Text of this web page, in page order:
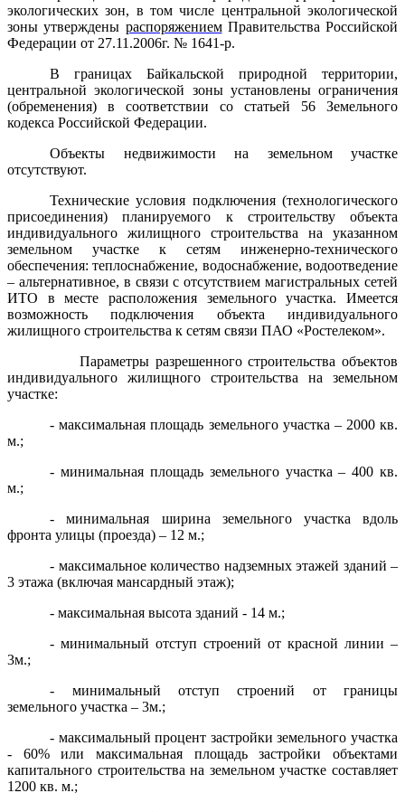
экологических зон, в том числе центральной экологической
зоны утверждены распоряжениемПравительства Российской
Федерации от 27.11.2006г. № 1641-р.
В границах Байкальской природной территории,
центральной экологической зоны установлены ограничения
(обременения) в соответствии со статьей 56 Земельного
кодекса Российской Федерации.
Объекты недвижимости на земельном участке
отсутствуют.
Технические условия подключения (технологического
присоединения) планируемого к строительству объекта
индивидуального жилищного строительства на указанном
земельном участке к сетям инженерно-технического
обеспечения: теплоснабжение, водоснабжение, водоотведение
– альтернативное, в связи с отсутствием магистральных сетей
ИТО в месте расположения земельного участка. Имеется
возможность подключения объекта индивидуального
жилищного строительства к сетям связи ПАО «Ростелеком».
Параметры разрешенного строительства объектов
индивидуального жилищного строительства на земельном
участке:
- максимальная площадь земельного участка – 2000 кв.
м.;
- минимальная площадь земельного участка – 400 кв.
м.;
- минимальная ширина земельного участка вдоль
фронта улицы (проезда) – 12 м.;
- максимальное количество надземных этажей зданий –
3 этажа (включая мансардный этаж);
- максимальная высота зданий - 14 м.;
- минимальный отступ строений от красной линии –
3м.;
- минимальный отступ строений от границы
земельного участка – 3м.;
- максимальный процент застройки земельного участка
- 60% или максимальная площадь застройки объектами
капитального строительства на земельном участке составляет
1200 кв. м.;